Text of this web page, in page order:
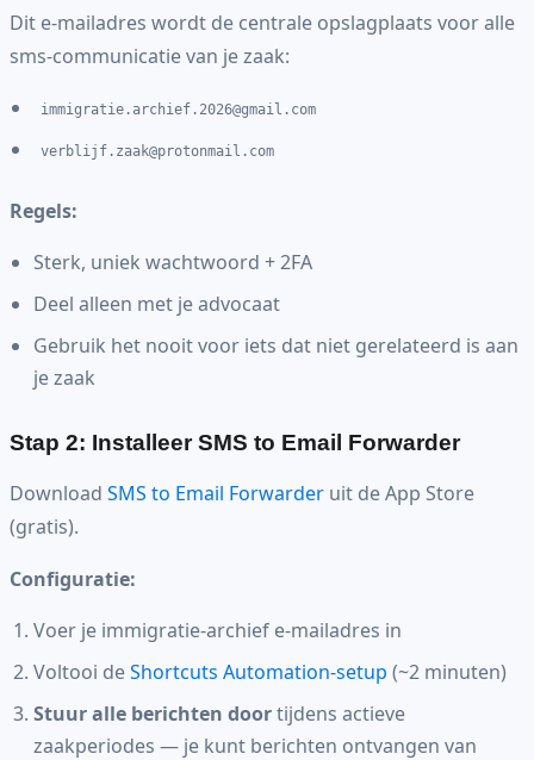
Dit e-mailadres wordt de centrale opslagplaats voor alle
sms-communicatie van je zaak:
immigratie.archief.2026@gmail.com
verblijf.zaak@protonmail.com
Regels:
Sterk, uniek wachtwoord + 2FA
Deel alleen met je advocaat
Gebruik het nooit voor iets dat niet gerelateerd is aan
je zaak
Stap 2: Installeer SMS to Email Forwarder
Download SMS to Email Forwarder uit de App Store
(gratis).
Configuratie:
Voer je immigratie-archief e-mailadres in
Voltooi deShortcuts Automation-setup (~2 minuten)
Stuur alle berichten doortijdens actieve
zaakperiodes — je kunt berichten ontvangen van